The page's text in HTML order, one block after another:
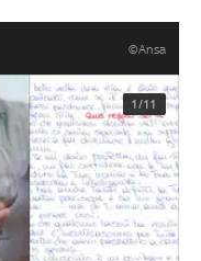
©Ansa
1/11